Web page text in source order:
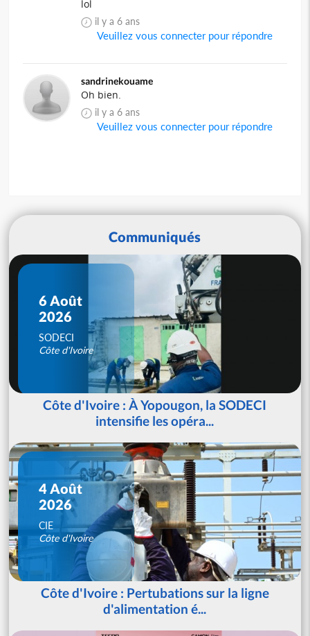
lol
il y a 6 ans
Veuillez vous connecter pour répondre
sandrinekouame
Oh bien.
il y a 6 ans
Veuillez vous connecter pour répondre
Communiqués
6 Août
2026
SODECI
Côte d'Ivoire
Côte d'Ivoire : À Yopougon, la SODECI
intensifie les opéra...
4 Août
2026
CIE
Côte d'Ivoire
Côte d'Ivoire : Pertubations sur la ligne
d'alimentation é...